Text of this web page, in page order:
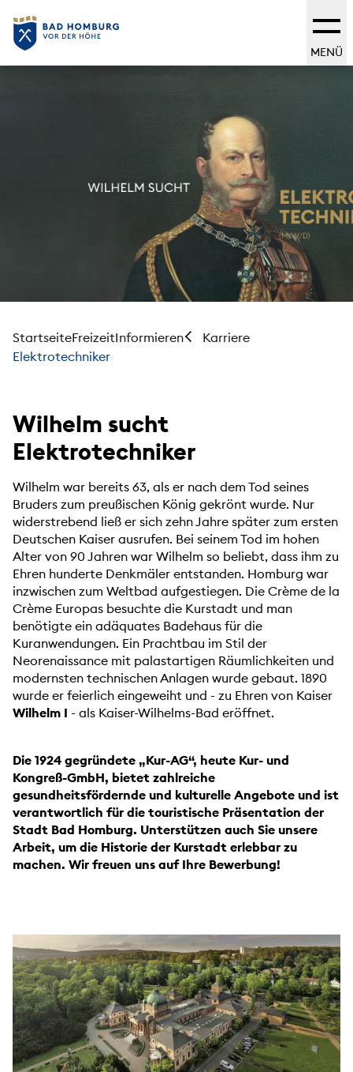
MENÜ
StartseiteFreizeitInformieren
Karriere
Elektrotechniker
Wilhelm sucht
Elektrotechniker
Wilhelm war bereits 63, als er nach dem Tod seines
Bruders zum preußischen König gekrönt wurde. Nur
widerstrebend ließ er sich zehn Jahre später zum ersten
Deutschen Kaiser ausrufen. Bei seinem Tod im hohen
Alter von 90 Jahren war Wilhelm so beliebt, dass ihm zu
Ehren hunderte Denkmäler entstanden. Homburg war
inzwischen zum Weltbad aufgestiegen. Die Crème de la
Crème Europas besuchte die Kurstadt und man
benötigte ein adäquates Badehaus für die
Kuranwendungen. Ein Prachtbau im Stil der
Neorenaissance mit palastartigen Räumlichkeiten und
modernsten technischen Anlagen wurde gebaut. 1890
wurde er feierlich eingeweiht und - zu Ehren von Kaiser
Wilhelm I - als Kaiser-Wilhelms-Bad eröffnet.
Die 1924 gegründete „Kur-AG“, heute Kur- und
Kongreß-GmbH, bietet zahlreiche
gesundheitsfördernde und kulturelle Angebote und ist
verantwortlich für die touristische Präsentation der
Stadt Bad Homburg. Unterstützen auch Sie unsere
Arbeit, um die Historie der Kurstadt erlebbar zu
machen. Wir freuen uns auf Ihre Bewerbung!